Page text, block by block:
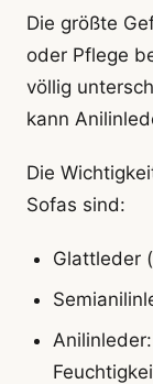
Die größte
oder Pflege
völlig
kann
Die
Sofas sind:
Glattleder